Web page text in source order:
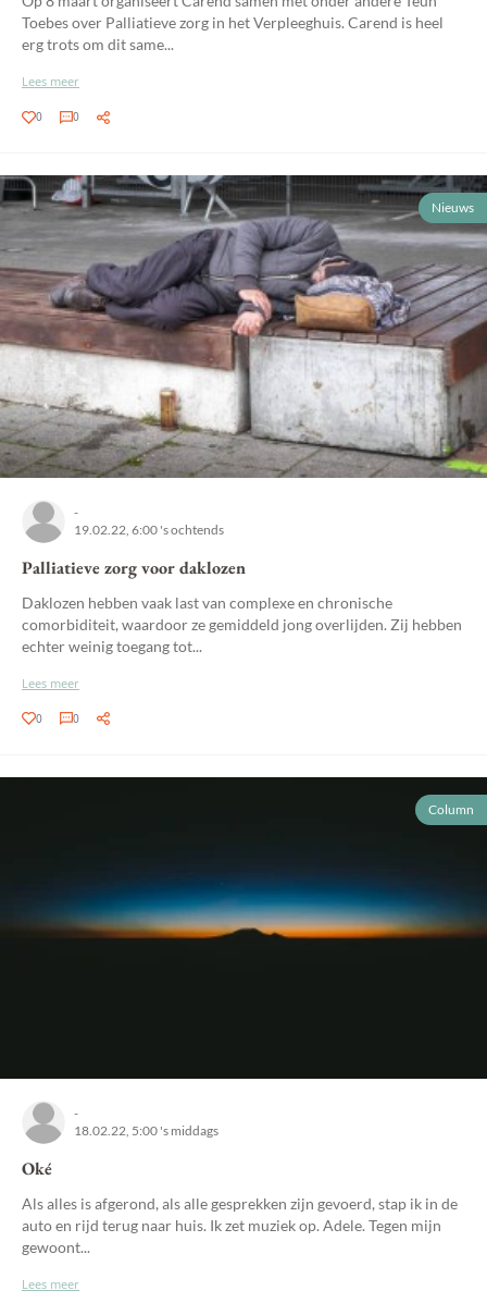
Toebes over Palliatieve zorg in het Verpleeghuis. Carend is heel
erg trots om dit same...
Lees meer
0 0
Nieuws
-
19.02.22, 6:00 's ochtends
Palliatieve zorg voor daklozen
Daklozen hebben vaak last van complexe en chronische
comorbiditeit, waardoor ze gemiddeld jong overlijden. Zij hebben
echter weinig toegang tot...
Lees meer
0 0
Column
-
18.02.22, 5:00 's middags
Oké
Als alles is afgerond, als alle gesprekken zijn gevoerd, stap ik in de
auto en rijd terug naar huis. Ik zet muziek op. Adele. Tegen mijn
gewoont...
Lees meer